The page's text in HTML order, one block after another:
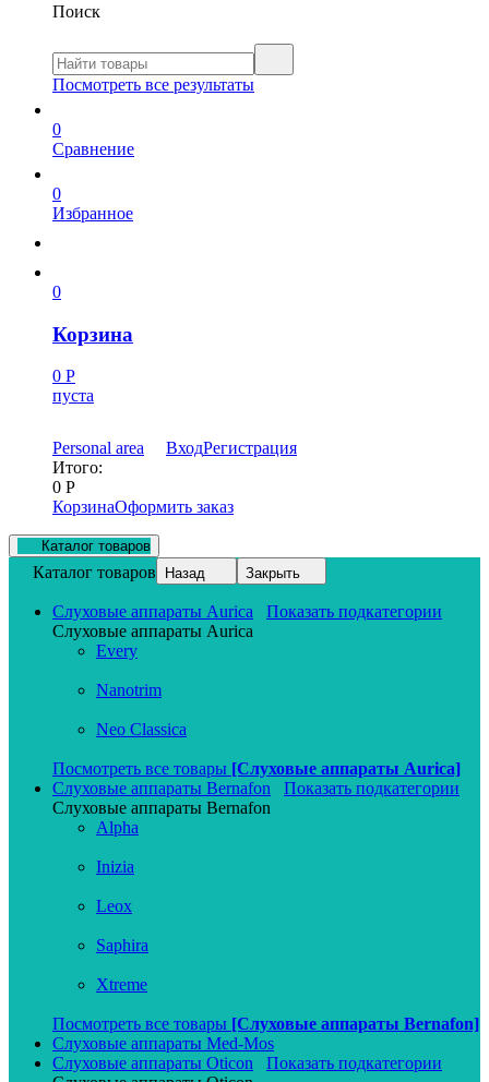
Поиск
Посмотреть все результаты
0
Сравнение
0
Избранное
0
Корзина
0 Р
пуста
Personal area ВходРегистрация
Итого:
0 Р
КорзинаОформить заказ
Каталог товаров
Каталог товаров Назад Закрыть
Слуховые аппараты Aurica
Показать подкатегории
Слуховые аппараты Aurica
Every
Nanotrim
Neo Classica
Посмотреть все товары [Слуховые аппараты Aurica]
Слуховые аппараты Bernafon
Показать подкатегории
Слуховые аппараты Bernafon
Alpha
Inizia
Leox
Saphira
Xtreme
Посмотреть все товары [Слуховые аппараты Bernafon]
Слуховые аппараты Med-Mos
Слуховые аппараты Oticon
Показать подкатегории